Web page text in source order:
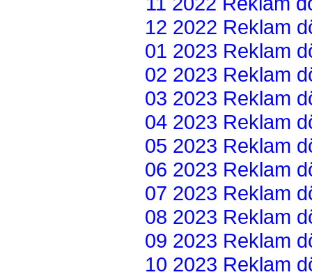
12 2022 Reklam
01 2023 Reklam
02 2023 Reklam
03 2023 Reklam
04 2023 Reklam
05 2023 Reklam
06 2023 Reklam
07 2023 Reklam
08 2023 Reklam
09 2023 Reklam
10 2023 Reklam